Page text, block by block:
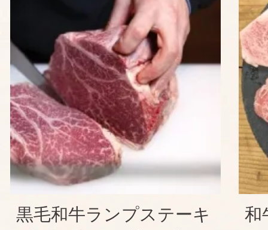
黒毛和牛ランプステーキ
和